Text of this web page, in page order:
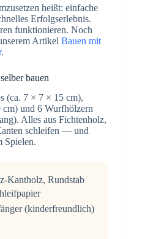
heißt: einfache
Erfolgserlebnis.
funktionieren. Noch
Artikel Bauen mit
.
bauen
(ca. 7 × 7 × 15 cm),
und 6 Wurfhölzern
Alles aus Fichtenholz,
schleifen — und
Spielen.
Kantholz, Rundstab
(kinderfreundlich)